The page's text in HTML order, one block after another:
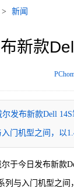
> 新闻
新款
尔发布新款Dell
门机型之间，以
尔于今日发布新
列与入门机型之间